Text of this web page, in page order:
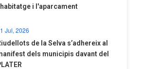
i l'aparcament
Jul, 2026
de la Selva s’adhereix al
dels municipis davant del